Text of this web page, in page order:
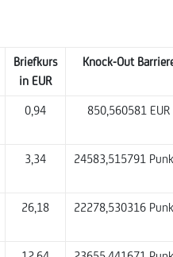
Briefkurs
in EUR
Knock-Out
0,94 850,560581 EUR
3,34 24583,515791
26,18 22278,530316